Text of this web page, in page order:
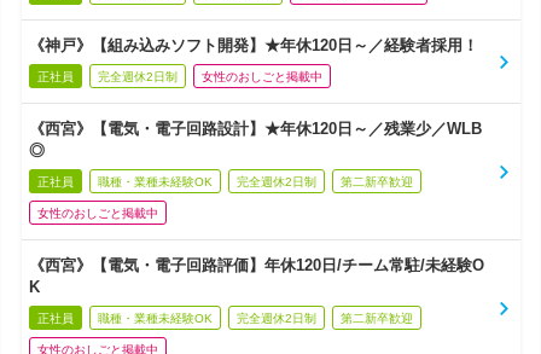
《神戸》【組み込みソフト開発】★年休120日～／経験者採用！
正社員 完全週休2日制 女性のおしごと掲載中
《西宮》【電気・電子回路設計】★年休120日～／残業少／WLB
◎
正社員 職種・業種未経験OK 完全週休2日制 第二新卒歓迎
女性のおしごと掲載中
《西宮》【電気・電子回路評価】年休120日/チーム常駐/未経験O
K
正社員 職種・業種未経験OK 完全週休2日制 第二新卒歓迎
女性のおしごと掲載中